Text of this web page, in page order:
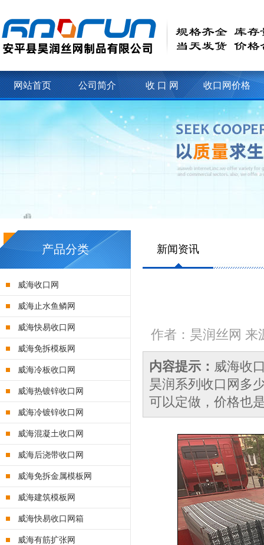
网站首页 公司简介 收 口 网 收口网价格
产品分类
威海收口网
威海止水鱼鳞网
威海快易收口网
威海免拆模板网
威海冷板收口网
威海热镀锌收口网
威海冷镀锌收口网
威海混凝土收口网
威海后浇带收口网
威海免拆金属模板网
威海建筑模板网
威海快易收口网箱
威海有筋扩张网
新闻资讯
作者：昊润丝网 来
内容提示： 威海收
昊润系列收口网多
可以定做，价格也